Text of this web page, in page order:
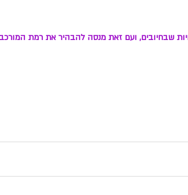
שבחיובים, ועם זאת מנסה להבהיר את רמת